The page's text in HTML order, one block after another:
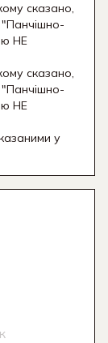
сказано,
"Панчішно-
НЕ
сказано,
"Панчішно-
НЕ
у